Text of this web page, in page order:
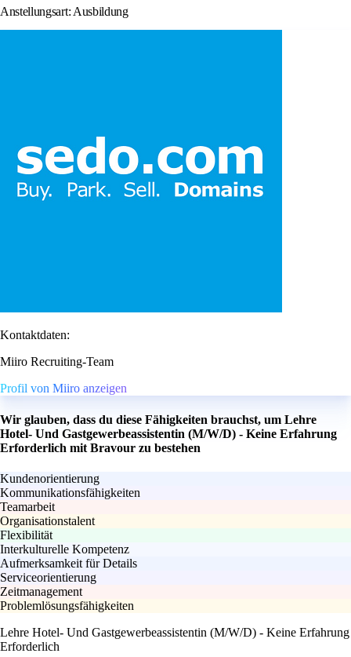
Anstellungsart: Ausbildung
Kontaktdaten:
Miiro Recruiting-Team
Profil von Miiro anzeigen
Wir glauben, dass du diese Fähigkeiten brauchst, um Lehre
Hotel- Und Gastgewerbeassistentin (M/W/D) - Keine Erfahrung
Erforderlich mit Bravour zu bestehen
Kundenorientierung
Kommunikationsfähigkeiten
Teamarbeit
Organisationstalent
Flexibilität
Interkulturelle Kompetenz
Aufmerksamkeit für Details
Serviceorientierung
Zeitmanagement
Problemlösungsfähigkeiten
Lehre Hotel- Und Gastgewerbeassistentin (M/W/D) - Keine Erfahrung
Erforderlich